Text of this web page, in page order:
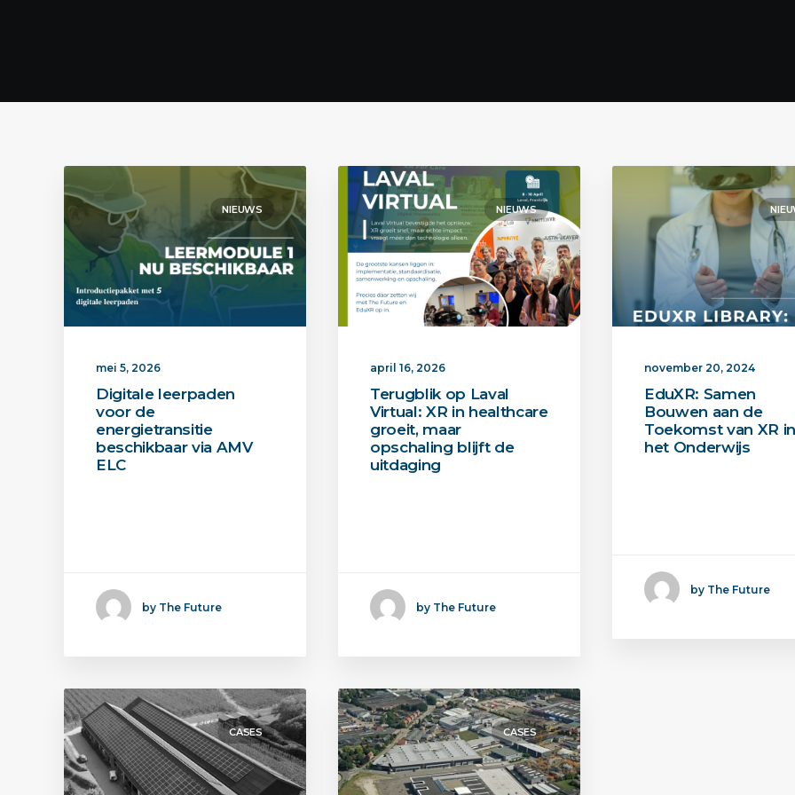
NIEUWS
mei 5, 2026
Digitale leerpaden
voor de
energietransitie
beschikbaar via AMV
ELC
by The Future
NIEUWS
april 16, 2026
Terugblik op Laval
Virtual: XR in healthcare
groeit, maar
opschaling blijft de
uitdaging
by The Future
november 20, 2024
EduXR: Samen
Bouwen aan de
Toekomst van XR in
het Onderwijs
by The Future
CASES CASES